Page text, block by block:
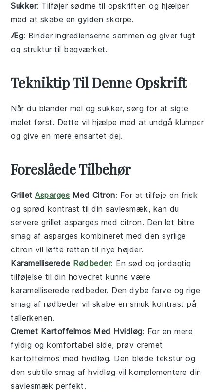
Sukker: Tilføjer sødme til opskriften og hjælper
med at skabe en gylden skorpe.
Æg: Binder ingredienserne sammen og giver fugt
og struktur til bagværket.
Tekniktip Til Denne Opskrift
Når du blander mel ogsukker, sørg for at sigte
melet først. Dette vil hjælpe med at undgå klumper
og give en mere ensartet dej.
Foreslåede Tilbehør
GrilletAsparges Med Citron: For at tilføje en frisk
og sprød kontrast til dinsavlesmæk, kan du
serveregrillet asparges med citron. Den let bitre
smag afasparges kombineret med den syrlige
citron vil løfte retten til nye højder.
Karamelliserede Rødbeder: En sød og jordagtig
tilføjelse til din hovedret kunne være
karamelliserede rødbeder. Den dybe farve og rige
smag afrødbeder vil skabe en smuk kontrast på
tallerkenen.
Cremet Kartoffelmos Med Hvidløg: For en mere
fyldig og komfortabel side, prøv cremet
kartoffelmos med hvidløg. Den bløde tekstur og
den subtile smag afhvidløg vil komplementere din
savlesmæk perfekt.